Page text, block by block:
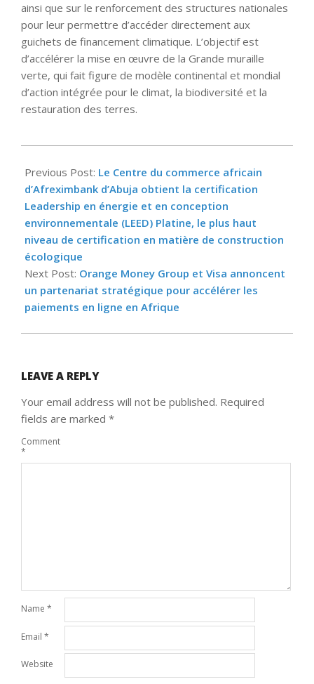
ainsi que sur le renforcement des structures nationales
pour leur permettre d’accéder directement aux
guichets de financement climatique. L’objectif est
d’accélérer la mise en œuvre de la Grande muraille
verte, qui fait figure de modèle continental et mondial
d’action intégrée pour le climat, la biodiversité et la
restauration des terres.
12-
12
Previous Post: Le Centre du commerce africain
d’Afreximbank d’Abuja obtient la certification
Leadership en énergie et en conception
environnementale (LEED) Platine, le plus haut
niveau de certification en matière de construction
écologique
Next Post: Orange Money Group et Visa annoncent
un partenariat stratégique pour accélérer les
paiements en ligne en Afrique
LEAVE A REPLY
Your email address will not be published. Required
fields are marked *
Comment
*
Name *
Email *
Website